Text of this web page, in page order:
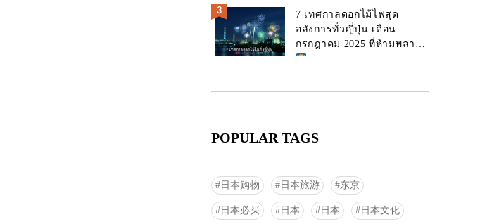
7 เทศกาลดอกไม้ไฟสุด
อลังการทั่วญี่ปุ่น เดือน
กรกฎาคม 2025 ที่ห้ามพลาด!
POPULAR TAGS
日本购物 日本旅游 东京
日本必买 日本 日本 日本文化